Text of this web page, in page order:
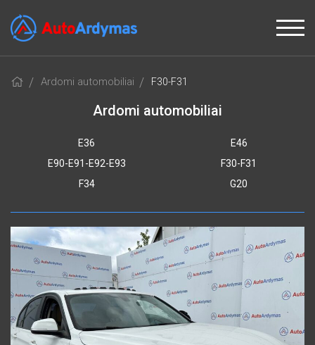
Ardomi automobiliai F30-F31
Ardomi automobiliai
E36
E46
E90-E91-E92-E93
F30-F31
F34
G20